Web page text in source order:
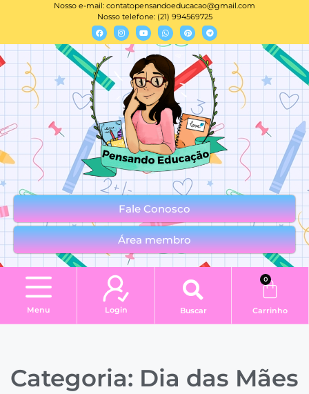
Nosso e-mail: contatopensandoeducacao@gmail.com
Nosso telefone: (21) 994569725
Fale Conosco
Área membro
Menu Login Buscar
0
Carrinho
Categoria: Dia das Mães